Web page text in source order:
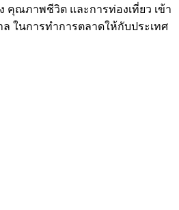
คุณภาพชีวิต และการท่องเที่ยว เข้า
ในการทำการตลาดให้กับประเทศ